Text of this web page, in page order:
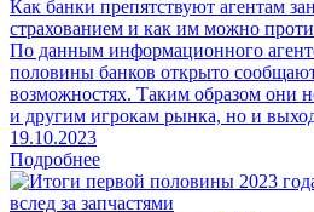
Как банки препятствуют агентам
страхованием и как им можно
По данным информационного
половины банков открыто
возможностях. Таким образом они
и другим игрокам рынка, но и
19.10.2023
Подробнее